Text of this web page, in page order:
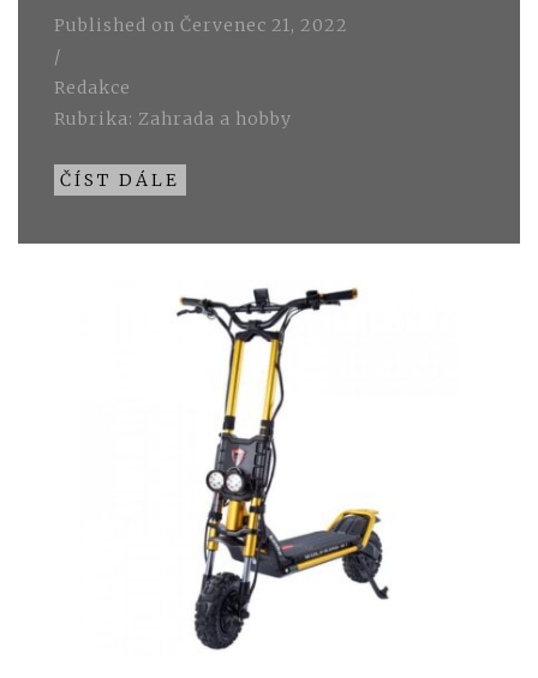
Published on Červenec 21, 2022
/
Redakce
Rubrika: Zahrada a hobby
ČÍST DÁLE